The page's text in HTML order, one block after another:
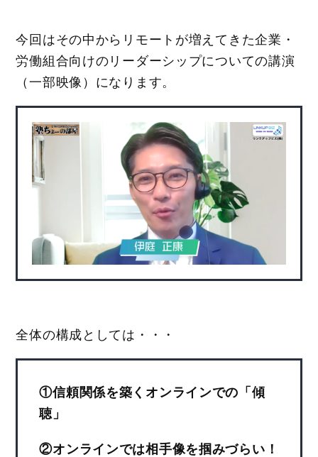
今回はその中からリモートが増えてきた企業・
労働組合向けのリーダーシップについての講演
（一部映像）になります。
全体の構成としては・・・
①信頼関係を築くオンラインでの「傾
聴」
②オンラインでは相手像を掴みづらい！